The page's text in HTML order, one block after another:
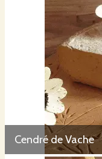
- Cerveyrains crémeux
Fromagora 2019 :
- Cerclé de chèvre
Cendré de Vache